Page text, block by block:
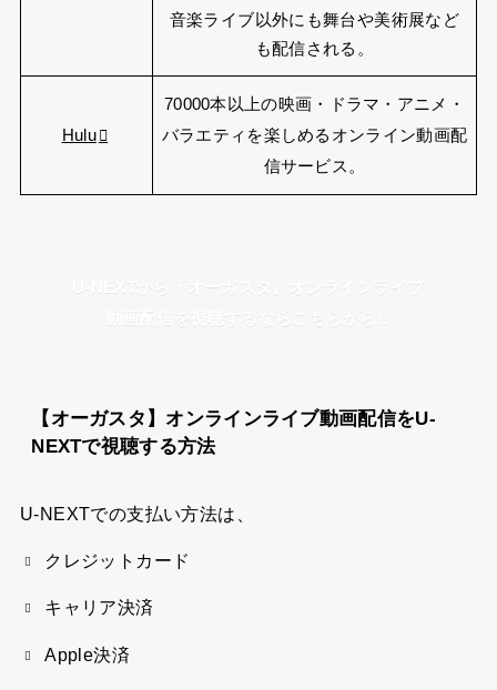
音楽ライブ以外にも舞台や美術展など
も配信される。
Hulu
70000本以上の映画・ドラマ・アニメ・
バラエティを楽しめるオンライン動画配
信サービス。
U-NEXTから『オーガスタ』オンラインライブ
動画配信を視聴するならこちらから
【オーガスタ】オンラインライブ動画配信をU-
NEXTで視聴する方法
U-NEXTでの支払い方法は、
クレジットカード
キャリア決済
Apple決済